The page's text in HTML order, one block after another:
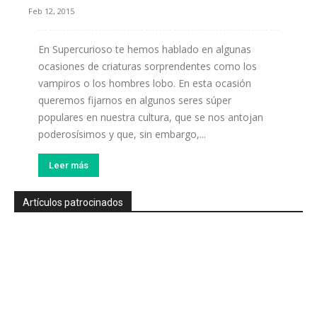
Feb 12, 2015
En Supercurioso te hemos hablado en algunas
ocasiones de criaturas sorprendentes como los
vampiros o los hombres lobo. En esta ocasión
queremos fijarnos en algunos seres súper
populares en nuestra cultura, que se nos antojan
poderosísimos y que, sin embargo,...
Leer más
Artículos patrocinados